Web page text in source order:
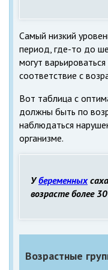
Самый низкий
период, где-то до
могут
соответствие с
Вот таблица с
должны быть по
наблюдаться
организме.
Убеременных
возрасте более
Возрастные